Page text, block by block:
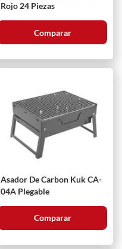
Rojo 24 Piezas
Comparar
Asador De Carbon Kuk CA-
04A Plegable
Comparar